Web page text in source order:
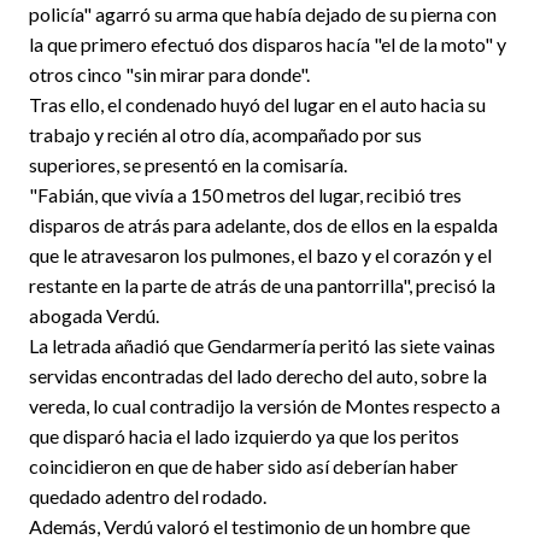
policía" agarró su arma que había dejado de su pierna con
la que primero efectuó dos disparos hacía "el de la moto" y
otros cinco "sin mirar para donde".
Tras ello, el condenado huyó del lugar en el auto hacia su
trabajo y recién al otro día, acompañado por sus
superiores, se presentó en la comisaría.
"Fabián, que vivía a 150 metros del lugar, recibió tres
disparos de atrás para adelante, dos de ellos en la espalda
que le atravesaron los pulmones, el bazo y el corazón y el
restante en la parte de atrás de una pantorrilla", precisó la
abogada Verdú.
La letrada añadió que Gendarmería peritó las siete vainas
servidas encontradas del lado derecho del auto, sobre la
vereda, lo cual contradijo la versión de Montes respecto a
que disparó hacia el lado izquierdo ya que los peritos
coincidieron en que de haber sido así deberían haber
quedado adentro del rodado.
Además, Verdú valoró el testimonio de un hombre que